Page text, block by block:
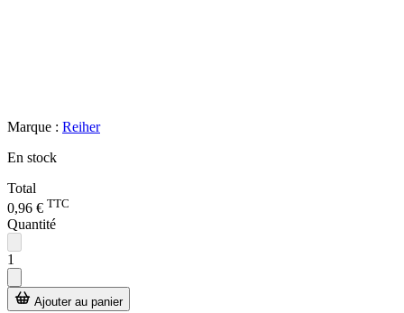
Marque : Reiher
En stock
Total
0,96 € TTC
Quantité
1
Ajouter au panier